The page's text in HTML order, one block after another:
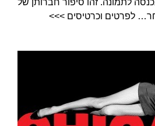
לתמונה. זהו סיפור חברותן של
לפרטים וכרטיסים >>>